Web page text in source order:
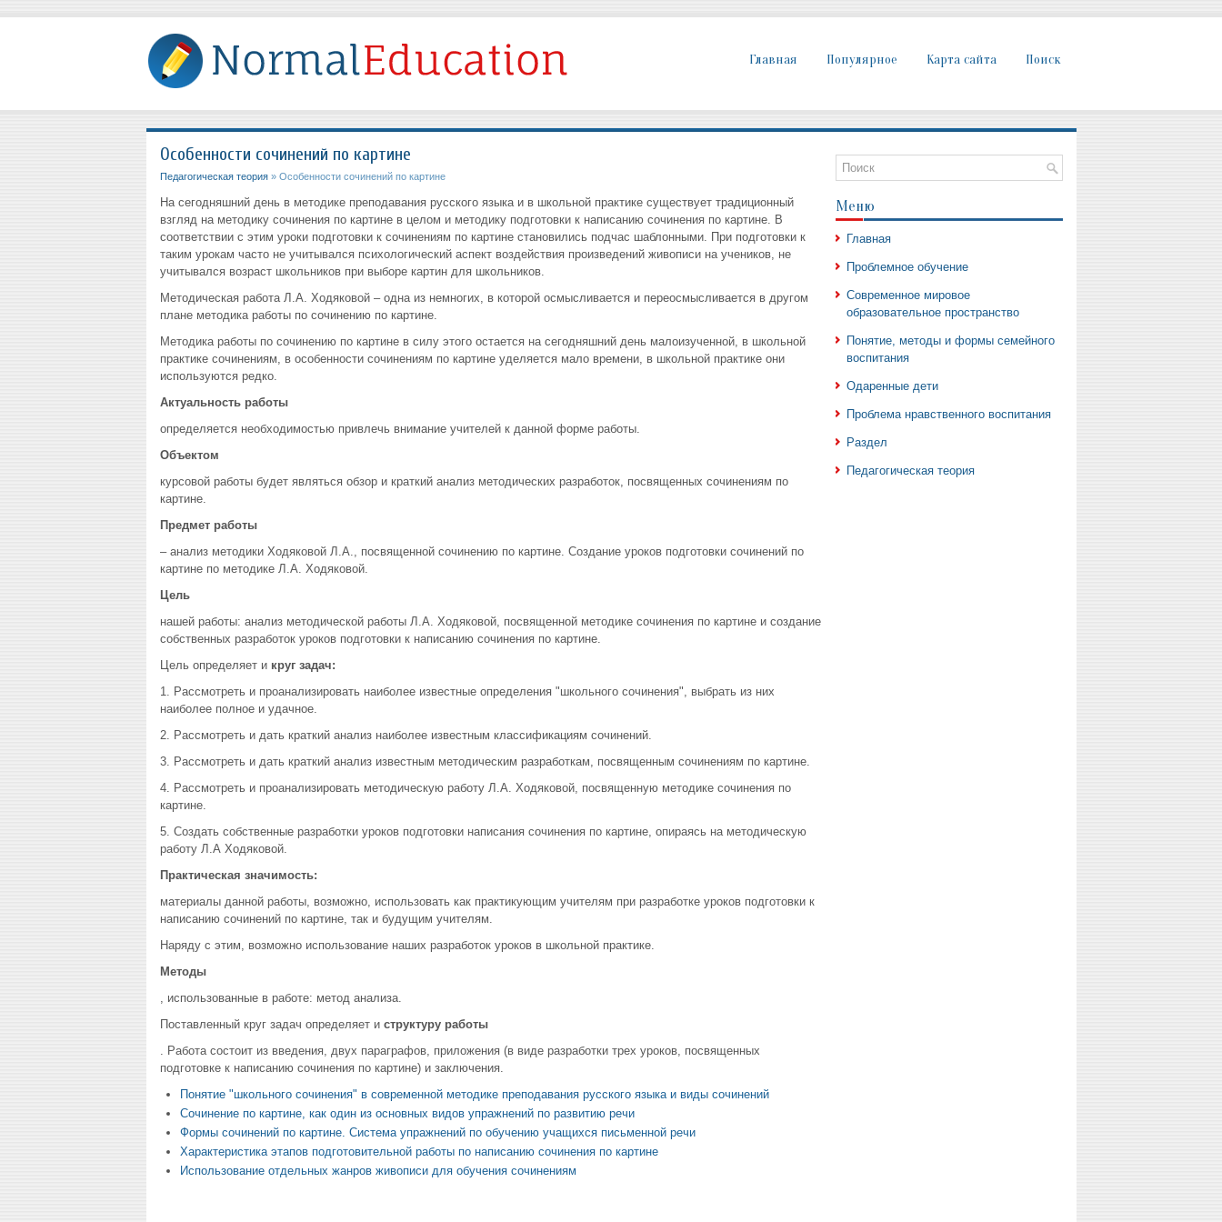
Главная Популярное Карта сайта Поиск
Особенности сочинений по картине
Педагогическая теория» Особенности сочинений по картине
На сегодняшний день в методике преподавания русского языка и в школьной практике существует традиционный
взгляд на методику сочинения по картине в целом и методику подготовки к написанию сочинения по картине. В
соответствии с этим уроки подготовки к сочинениям по картине становились подчас шаблонными. При подготовки к
таким урокам часто не учитывался психологический аспект воздействия произведений живописи на учеников, не
учитывался возраст школьников при выборе картин для школьников.
Методическая работа Л.А. Ходяковой – одна из немногих, в которой осмысливается и переосмысливается в другом
плане методика работы по сочинению по картине.
Методика работы по сочинению по картине в силу этого остается на сегодняшний день малоизученной, в школьной
практике сочинениям, в особенности сочинениям по картине уделяется мало времени, в школьной практике они
используются редко.
Актуальность работы
определяется необходимостью привлечь внимание учителей к данной форме работы.
Объектом
курсовой работы будет являться обзор и краткий анализ методических разработок, посвященных сочинениям по
картине.
Предмет работы
– анализ методики Ходяковой Л.А., посвященной сочинению по картине. Создание уроков подготовки сочинений по
картине по методике Л.А. Ходяковой.
Цель
нашей работы: анализ методической работы Л.А. Ходяковой, посвященной методике сочинения по картине и создание
собственных разработок уроков подготовки к написанию сочинения по картине.
Цель определяет и круг задач:
1. Рассмотреть и проанализировать наиболее известные определения "школьного сочинения", выбрать из них
наиболее полное и удачное.
2. Рассмотреть и дать краткий анализ наиболее известным классификациям сочинений.
3. Рассмотреть и дать краткий анализ известным методическим разработкам, посвященным сочинениям по картине.
4. Рассмотреть и проанализировать методическую работу Л.А. Ходяковой, посвященную методике сочинения по
картине.
5. Создать собственные разработки уроков подготовки написания сочинения по картине, опираясь на методическую
работу Л.А Ходяковой.
Практическая значимость:
материалы данной работы, возможно, использовать как практикующим учителям при разработке уроков подготовки к
написанию сочинений по картине, так и будущим учителям.
Наряду с этим, возможно использование наших разработок уроков в школьной практике.
Методы
, использованные в работе: метод анализа.
Поставленный круг задач определяет и структуру работы
. Работа состоит из введения, двух параграфов, приложения (в виде разработки трех уроков, посвященных
подготовке к написанию сочинения по картине) и заключения.
Понятие "школьного сочинения" в современной методике преподавания русского языка и виды сочинений
Сочинение по картине, как один из основных видов упражнений по развитию речи
Формы сочинений по картине. Система упражнений по обучению учащихся письменной речи
Характеристика этапов подготовительной работы по написанию сочинения по картине
Использование отдельных жанров живописи для обучения сочинениям
Меню
Главная
Проблемное обучение
Современное мировое
образовательное пространство
Понятие, методы и формы семейного
воспитания
Одаренные дети
Проблема нравственного воспитания
Раздел
Педагогическая теория